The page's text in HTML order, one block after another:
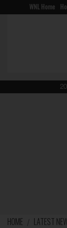
WNL Home
HOME LATEST